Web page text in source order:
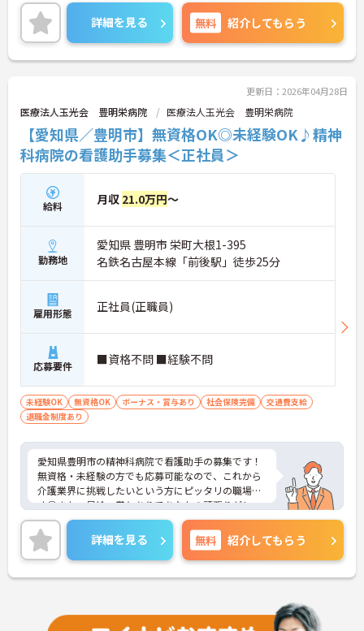
詳細を見る 無料 紹介してもらう
更新日：2026年04月28日
医療法人玉光会 豊明栄病院 医療法人玉光会 豊明栄病院
【愛知県／豊明市】無資格OK◎未経験OK♪精神
科病院の看護助手募集＜正社員＞
給料 月収 21.0万円～
勤務地
愛知県 豊明市 栄町大根1-395
名鉄名古屋本線「前後駅」徒歩25分
雇用形態 正社員(正職員)
応募要件 ■資格不問 ■経験不問
未経験OK 無資格OK ボーナス・賞与あり 社会保険完備
交通費支給
退職金制度あり
愛知県豊明市の精神科病院で看護助手の募集です！
無資格・未経験の方でも応募可能なので、これから
介護業界に挑戦したいという方にピッタリの職場で
す◎また、昇給・賞与ありであなたの頑張りがしっ
かり評価される職場です♪ご興味のある方は面接ポ
イントをお伝えしますので、お気軽にご連絡くださ
い！
詳細を見る 無料 紹介してもらう